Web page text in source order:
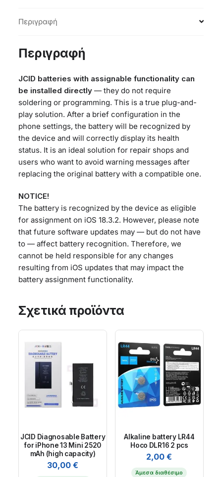
Περιγραφή
Περιγραφή
JCID batteries with assignable functionality can
be installed directly — they do not require
soldering or programming. This is a true plug-and-
play solution. After a brief configuration in the
phone settings, the battery will be recognized by
the device and will correctly display its health
status. It is an ideal solution for repair shops and
users who want to avoid warning messages after
replacing the original battery with a compatible one.
NOTICE!
The battery is recognized by the device as eligible
for assignment on iOS 18.3.2. However, please note
that future software updates may — but do not have
to — affect battery recognition. Therefore, we
cannot be held responsible for any changes
resulting from iOS updates that may impact the
battery assignment functionality.
Σχετικά προϊόντα
JCID Diagnosable Battery
for iPhone 13 Mini 2520
mAh (high capacity)
30,00€
Alkaline battery LR44
Hoco DLR16 2 pcs
2,00€
Άμεσα διαθέσιμο